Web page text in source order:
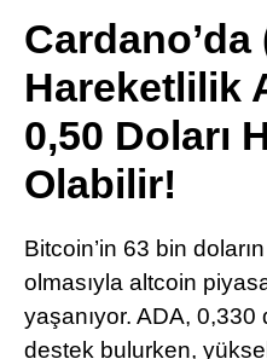
Cardano’da
Hareketlilik
0,50 Doları
Olabilir!
Bitcoin’in 63 bin
olmasıyla altcoin
yaşanıyor. ADA,
destek bulurken,